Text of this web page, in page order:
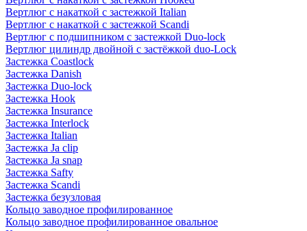
Вертлюг с накаткой с застежкой Italian
Вертлюг с накаткой с застежкой Scandi
Вертлюг с подшипником с застежкой Duo-lock
Вертлюг цилиндр двойной с застёжкой duo-Lock
Застежка Coastlock
Застежка Danish
Застежка Duo-lock
Застежка Hook
Застежка Insurance
Застежка Interlock
Застежка Italian
Застежка Ja clip
Застежка Ja snap
Застежка Safty
Застежка Scandi
Застежка безузловая
Кольцо заводное профилированное
Кольцо заводное профилированное овальное